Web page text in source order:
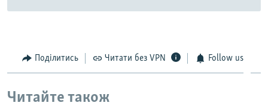
Поділитись Читати без VPN Follow us
Читайте також